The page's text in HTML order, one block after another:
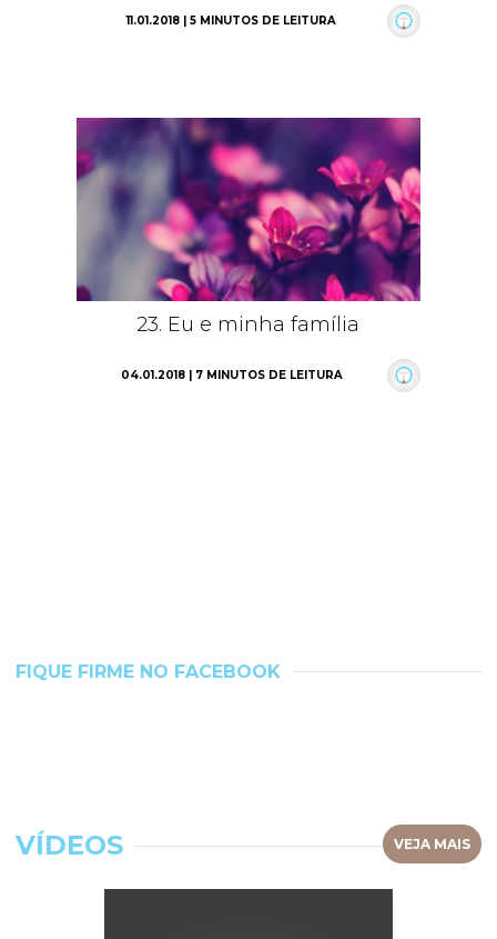
11.01.2018 | 5 MINUTOS DE LEITURA
23. Eu e minha família
04.01.2018 | 7 MINUTOS DE LEITURA
FIQUE FIRME NO FACEBOOK
VÍDEOS VEJA MAIS